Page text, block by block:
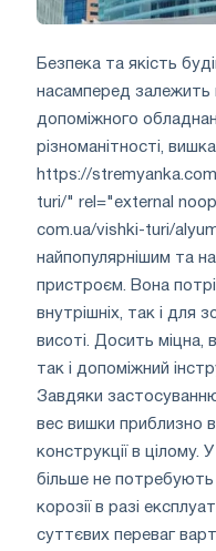
Безпека та якість
насамперед залежить
допоміжного
різноманітності,
https://
turi/" rel="external
com.ua/vishki-turi/
найпопулярнішим та
пристроєм. Вона
внутрішніх, так і для
висоті. Досить міцна,
так і допоміжний
Завдяки
вес вишки приблизно
конструкції в цілому.
більше не потребують
корозії в разі
суттєвих переваг